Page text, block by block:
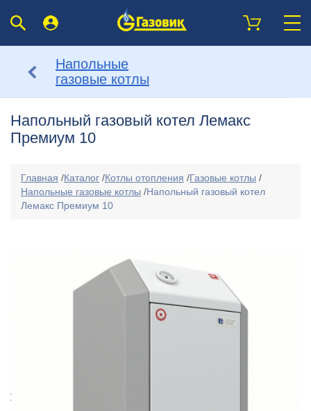
Напольные
газовые котлы
Напольный газовый котел Лемакс
Премиум 10
Главная /Каталог /Котлы отопления /Газовые котлы /
Напольные газовые котлы /Напольный газовый котел
Лемакс Премиум 10